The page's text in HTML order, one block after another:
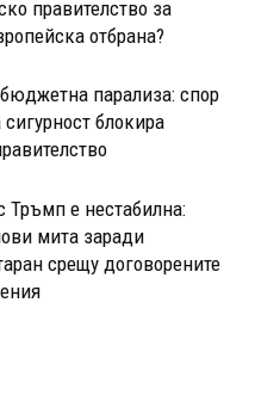
правителство за
отбрана?
парализа: спор
блокира
Тръмп е нестабилна:
мита заради
срещу договорените